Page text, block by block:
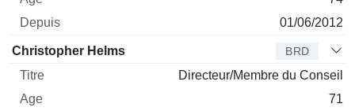
01/06/2012
Christopher Helms BRD
Directeur/Membre du Conseil
71